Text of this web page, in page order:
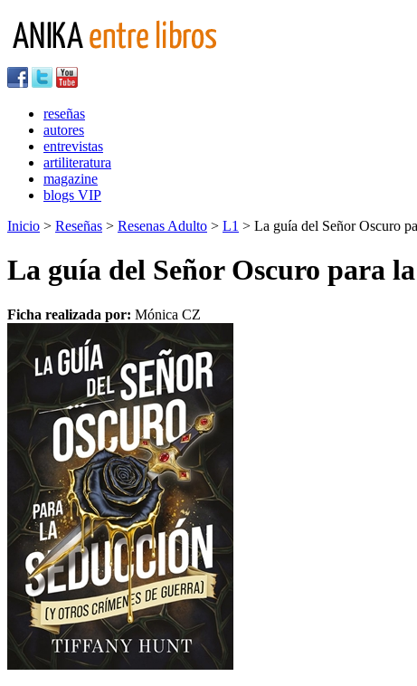
reseñas
autores
entrevistas
artiliteratura
magazine
blogs VIP
Inicio > Reseñas > Resenas Adulto > L1 > La guía del Señor Oscuro
La guía del Señor Oscuro para
Ficha realizada por: Mónica CZ